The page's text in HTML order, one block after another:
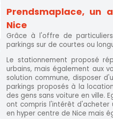
Prendsmaplace, un
Nice
Grâce à l'offre de
parkings sur de courtes ou
Le stationnement proposé
urbains, mais également aux
solution commune, disposer
parkings proposés à la
des gens sans voiture en ville.
ont compris l'intérêt d'acheter
en hyper centre de Nice mais